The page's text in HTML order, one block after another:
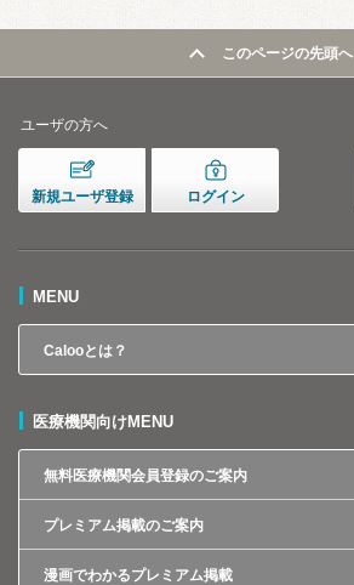
このページの先頭へ
ユーザの方へ
新規ユーザ登録 ログイン
MENU
Calooとは？
医療機関向けMENU
無料医療機関会員登録のご案内
プレミアム掲載のご案内
漫画でわかるプレミアム掲載